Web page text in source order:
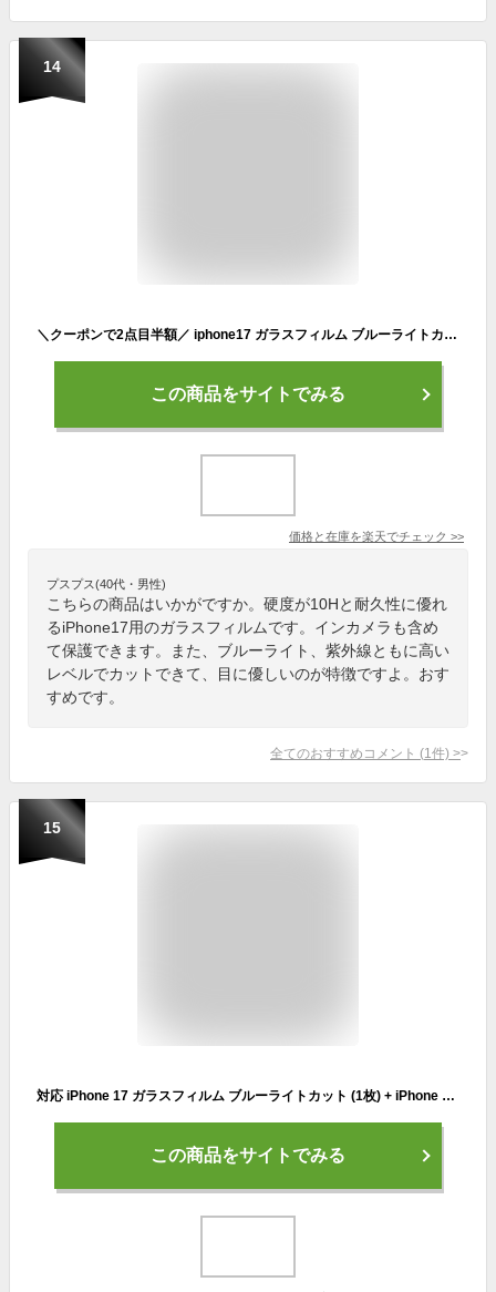
14
＼クーポンで2点目半額／ iphone17 ガラスフィルム ブルーライトカット iphone 17 フィルム 透明 ブルーライト カット フィルム iphone17 ガラス 保護フィルム ブルーライト カット スマホ フィルム 17 iphone UV カット 99% 強い クリア iPhone フィルム FIRME
この商品をサイトでみる
価格と在庫を楽天でチェック >>
プスプス(40代・男性)
こちらの商品はいかがですか。硬度が10Hと耐久性に優れ
るiPhone17用のガラスフィルムです。インカメラも含め
て保護できます。また、ブルーライト、紫外線ともに高い
レベルでカットできて、目に優しいのが特徴ですよ。おす
すめです。
全てのおすすめコメント (1 件) >
15
対応 iPhone 17 ガラスフィルム ブルーライトカット (1枚) + iPhone 17 カメラフィルム (1枚) ガイド枠付 旭硝子素材製 硬度9H スクラッチ防止 高透過率 飛散防止 指紋防止 気泡防止 貼り付け簡単 アイフォン 17 レンズフィルム+ アイフォン 17 保護フィルム
この商品をサイトでみる